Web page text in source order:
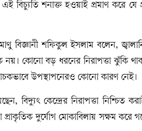
বিচ্যুতি শনাক্ত হওয়াই প্রমাণ করে যে
বিজ্ঞানী শফিকুল ইসলাম বলেন,
নয়। কোনো বড় ধরনের নিরাপত্তা ঝুঁকি
উপস্থাপনেরও কোনো কারণ নেই।
বিদ্যুৎ কেন্দ্রের নিরাপত্তা নিশ্চিত
দুর্যোগ মোকাবিলায় সক্ষম করে